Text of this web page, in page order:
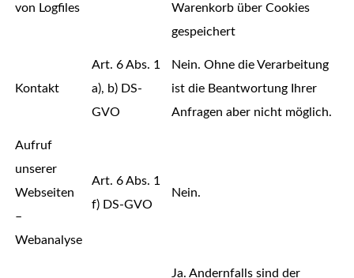
von Logfiles
Warenkorb über Cookies
gespeichert
Kontakt
Art. 6 Abs. 1
a), b) DS-
GVO
Nein. Ohne die Verarbeitung
ist die Beantwortung Ihrer
Anfragen aber nicht möglich.
Aufruf
unserer
Webseiten
–
Webanalyse
Art. 6 Abs. 1
f) DS-GVO
Nein.
Ja. Andernfalls sind der